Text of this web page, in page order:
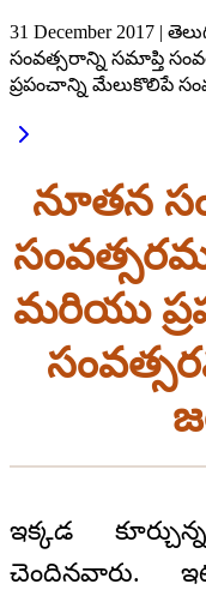
31 December 2017 |
సంవత్సరాన్ని సమాప్తి
ప్రపంచాన్ని మేలుకొలిపే
నూతన
మరియు
ఇక్కడ
చెందినవారు.